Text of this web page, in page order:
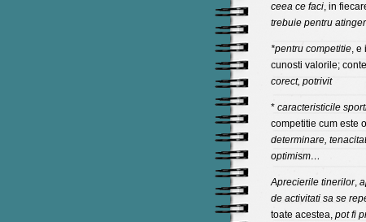
ceea ce faci, in
trebuie pentru
*pentru competitie, e
cunosti valorile;
corect, potrivit
* caracteristicile
competitie cum este
determinare,
optimism…
Aprecierile tinerilor,
de activitati sa se
toate acestea, pot fi